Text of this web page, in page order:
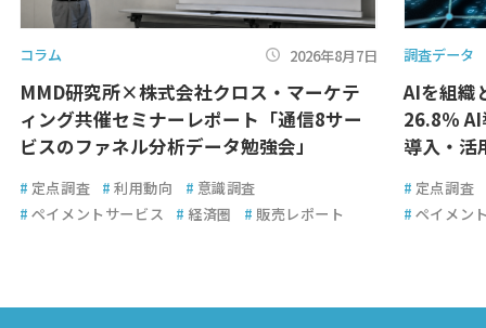
コラム 2026年8月7日
MMD研究所×株式会社クロス・マーケテ
ィング共催セミナーレポート「通信8サー
ビスのファネル分析データ勉強会」
# 定点調査 # 利用動向 # 意識調査
# ペイメントサービス # 経済圏 # 販売レポート
調査データ
AIを組織
26.8％
導入・活
# 定点調査
# ペイメン